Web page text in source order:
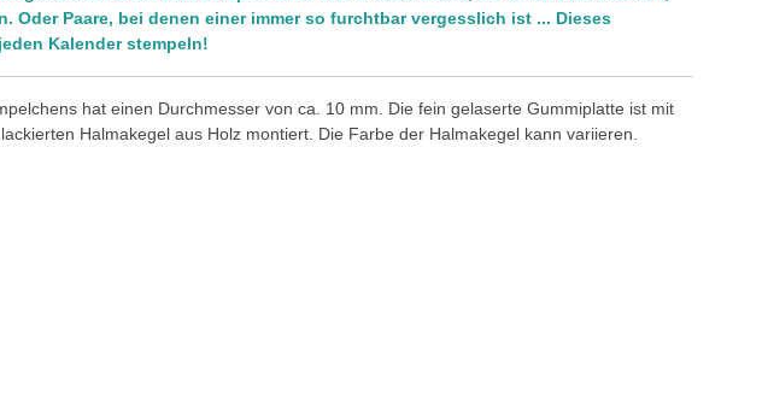
Oder Paare, bei denen einer immer so furchtbar vergesslich ist ... Dieses
Kalender stempeln!
hat einen Durchmesser von ca. 10 mm. Die fein gelaserte Gummiplatte ist mit
Halmakegel aus Holz montiert. Die Farbe der Halmakegel kann variieren.